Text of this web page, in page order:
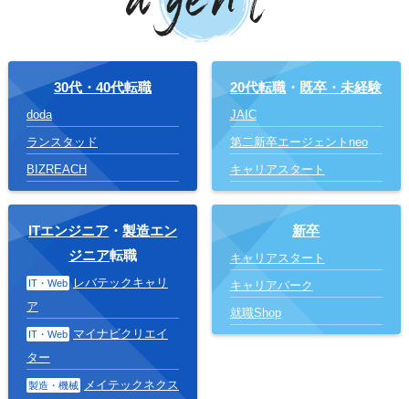
30代・40代転職
doda
ランスタッド
BIZREACH
20代転職 ・ 既卒・未経験
JAIC
第二新卒エージェントneo
キャリアスタート
ITエンジニア ・製造エン
ジニア転職
IT・Web
レバテックキャリ
ア
IT・Web マイナビクリエイ
ター
製造・機械
メイテックネクス
新卒
キャリアスタート
キャリアパーク
就職Shop